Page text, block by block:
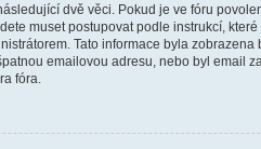
dvě věci. Pokud je ve fóru
muset postupovat podle instrukcí,
Tato informace byla
emailovou adresu, nebo byl email
fóra.